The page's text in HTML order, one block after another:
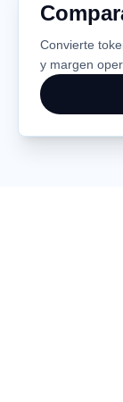
Convierte
y margen